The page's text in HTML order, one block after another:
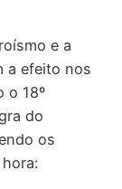
e a
a efeito nos
o 18º
do
os